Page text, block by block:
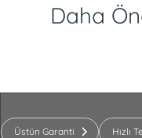
Daha
Üstün Garanti Hızlı